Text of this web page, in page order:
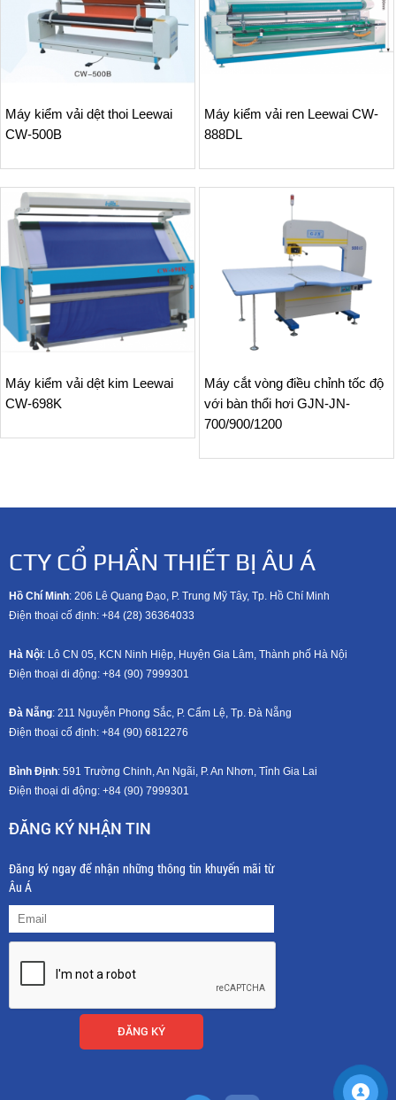
Máy kiểm vải dệt thoi Leewai
CW-500B
Máy kiểm vải ren Leewai CW-
888DL
Máy kiểm vải dệt kim Leewai
CW-698K
Máy cắt vòng điều chỉnh tốc độ
với bàn thổi hơi GJN-JN-
700/900/1200
CTY CỔ PHẦN THIẾT BỊ ÂU Á
Hồ Chí Minh: 206 Lê Quang Đạo, P. Trung Mỹ Tây, Tp. Hồ Chí Minh
Điện thoại cố định: +84 (28) 36364033
Hà Nội: Lô CN 05, KCN Ninh Hiệp, Huyện Gia Lâm, Thành phố Hà Nội
Điện thoại di động: +84 (90) 7999301
Đà Nẵng: 211 Nguyễn Phong Sắc, P. Cẩm Lệ, Tp. Đà Nẵng
Điện thoại cố định: +84 (90) 6812276
Bình Định: 591 Trường Chinh, An Ngãi, P. An Nhơn, Tỉnh Gia Lai
Điện thoại di động: +84 (90) 7999301
ĐĂNG KÝ NHẬN TIN
Đăng ký ngay để nhận những thông tin khuyến mãi từ
Âu Á